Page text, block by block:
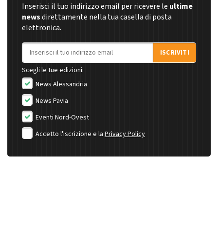
Inserisci il tuo indirizzo email per ricevere le ultime
newsdirettamente nella tua casella di posta
elettronica.
Indirizzo email
ISCRIVITI
Scegli le tue edizioni:
News Alessandria
News Pavia
Eventi Nord-Ovest
Accetto l'iscrizione e la Privacy Policy